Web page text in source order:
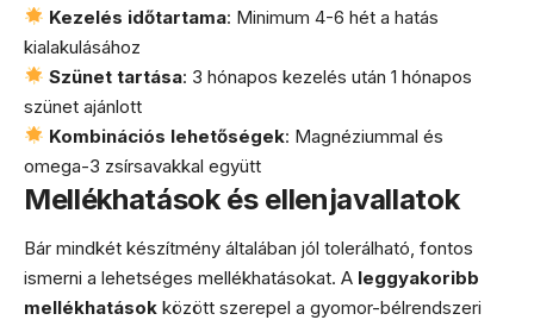
Kezelés időtartama: Minimum 4-6 hét a hatás
kialakulásához
Szünet tartása: 3 hónapos kezelés után 1 hónapos
szünet ajánlott
Kombinációs lehetőségek: Magnéziummal és
omega-3 zsírsavakkal együtt
Mellékhatások és ellenjavallatok
Bár mindkét készítmény általában jól tolerálható, fontos
ismerni a lehetséges mellékhatásokat. A leggyakoribb
mellékhatások között szerepel a gyomor-bélrendszeri